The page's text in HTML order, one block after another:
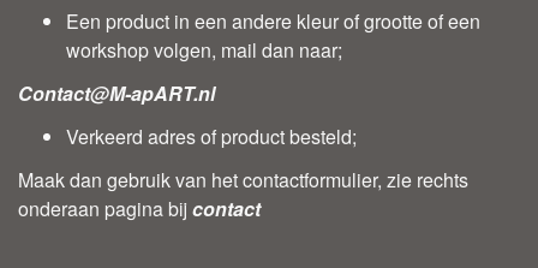
Een product in een andere kleur of grootte of een
workshop volgen, mail dan naar;
Contact@M-apART.nl
Verkeerd adres of product besteld;
Maak dan gebruik van het contactformulier, zie rechts
onderaan pagina bij contact